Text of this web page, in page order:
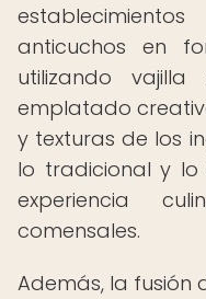
anticuchos en
utilizando
emplatado
y texturas de los
lo tradicional y
experiencia
comensales.
Además, la fusión